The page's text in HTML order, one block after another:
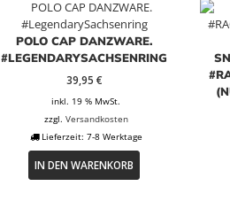
POLO CAP DANZWARE.
#LEGENDARYSACHSENRING
39,95 €
inkl. 19 % MwSt.
zzgl. Versandkosten
Lieferzeit: 7-8 Werktage
IN DEN WARENKORB